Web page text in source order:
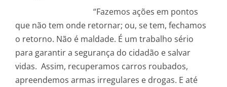
“Fazemos ações em pontos
que não tem onde retornar; ou, se tem, fechamos
o retorno. Não é maldade. É um trabalho sério
para garantir a segurança do cidadão e salvar
vidas. Assim, recuperamos carros roubados,
apreendemos armas irregulares e drogas. E até